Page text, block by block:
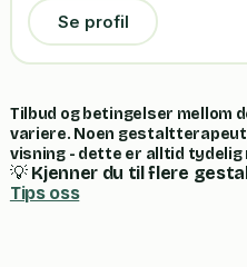
Se profil
Tilbud og betingelser mellom
variere. Noen
visning - dette er alltid tydelig
💡 Kjenner du til flere
Tips oss